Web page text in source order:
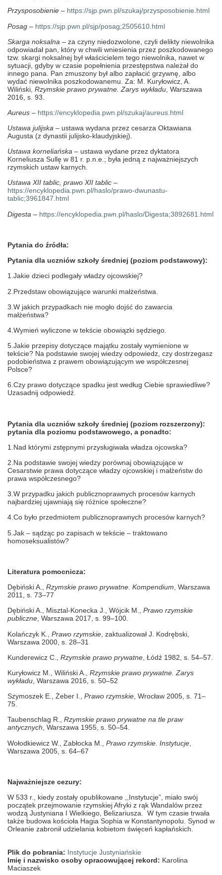
Przysposobienie – https://sjp.pwn.pl/szukaj/przysposobienie.html
Posag – https://sjp.pwn.pl/sjp/posag;2505610.html
Skarga noksalna – za czyny niedozwolone, czyli delikty niewolnika
odpowiadał pan, który w chwili wniesienia przez poszkodowanego
tzw. skargi noksalnej był właścicielem tego niewolnika, nawet w
sytuacji, gdyby w czasie popełnienia przestępstwa należał do
innego pana. Pan zmuszony był albo zapłacić grzywnę, albo
wydać niewolnika poszkodowanemu. Za: M. Kuryłowicz, A.
Wiliński, Rzymskie prawo prywatne. Zarys wykładu , Warszawa
2016, s. 93.
Aureus – https://encyklopedia.pwn.pl/szukaj/aureus.html
Ustawa julijska – ustawa wydana przez cesarza Oktawiana
Augusta (z dynastii julijsko-klaudyjskiej).
Ustawa korneliańska – ustawa wydane przez dyktatora
Korneliusza Sullę w 81 r. p.n.e.; była jedną z najważniejszych
rzymskich ustaw karnych.
Ustawa XII tablic, prawo XII tablic –
https://encyklopedia.pwn.pl/haslo/prawo-dwunastu-
tablic;3961847.html
Digesta – https://encyklopedia.pwn.pl/haslo/Digesta;3892681.html
Pytania do źródła:
Pytania dla uczniów szkoły średniej (poziom podstawowy):
1.Jakie dzieci podlegały władzy ojcowskiej?
2.Przedstaw obowiązujące warunki małżeństwa.
3.W jakich przypadkach nie mogło dojść do zawarcia
małżeństwa?
4.Wymień wyliczone w tekście obowiązki sędziego.
5.Jakie przepisy dotyczące majątku zostały wymienione w
tekście? Na podstawie swojej wiedzy odpowiedz, czy dostrzegasz
podobieństwa z prawem obowiązującym we współczesnej
Polsce?
6.Czy prawo dotyczące spadku jest według Ciebie sprawiedliwe?
Uzasadnij odpowiedź.
Pytania dla uczniów szkoły średniej (poziom rozszerzony):
pytania dla poziomu podstawowego, a ponadto:
1.Nad którymi zstępnymi przysługiwała władza ojcowska?
2.Na podstawie swojej wiedzy porównaj obowiązujące w
Cesarstwie prawa dotyczące władzy ojcowskiej i małżeństw do
prawa współczesnego?
3.W przypadku jakich publicznoprawnych procesów karnych
najbardziej ujawniają się różnice społeczne?
4.Co było przedmiotem publicznoprawnych procesów karnych?
5.Jak – sądząc po zapisach w tekście – traktowano
homoseksualistów?
Literatura pomocnicza:
Dębiński A., Rzymskie prawo prywatne. Kompendium , Warszawa
2011, s. 73–77
Dębiński A., Misztal-Konecka J., Wójcik M., Prawo rzymskie
publiczne, Warszawa 2017, s. 99–100.
Kolańczyk K., Prawo rzymskie , zaktualizował J. Kodrębski,
Warszawa 2000, s. 28–31
Kunderewicz C., Rzymskie prawo prywatne , Łódź 1982, s. 54–57.
Kuryłowicz M., Wiliński A., Rzymskie prawo prywatne. Zarys
wykładu , Warszawa 2016, s. 50–52
Szymoszek E., Żeber I., Prawo rzymskie , Wrocław 2005, s. 71–
75.
Taubenschlag R., Rzymskie prawo prywatne na tle praw
antycznych, Warszawa 1955, s. 50–54.
Wołodkiewicz W., Zabłocka M., Prawo rzymskie. Instytucje
Warszawa 2005, s. 64–67
Najważniejsze cezury:
W 533 r., kiedy zostały opublikowane ,,Instytucje”, miało swój
początek przejmowanie rzymskiej Afryki z rąk Wandalów przez
wodzą Justyniana I Wielkiego, Belizariusza. W tym czasie trwała
także budowa kościoła Hagia Sophia w Konstantynopolu. Synod w
Orleanie zabronił udzielania kobietom święceń kapłańskich.
Plik do pobrania: Instytucje Justyniańskie
Imię i nazwisko osoby opracowującej rekord: Karolina
Maciaszek